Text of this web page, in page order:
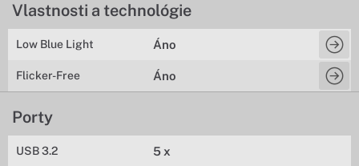
Vlastnosti a technológie
Low Blue Light Áno
Flicker-Free Áno
Porty
USB 3.2 5 x